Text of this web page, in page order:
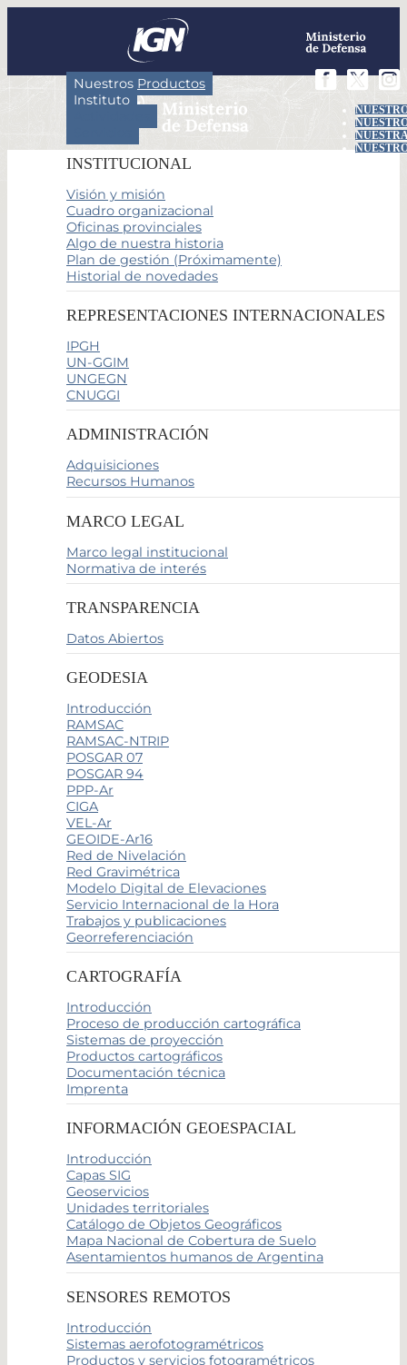
Nuestros Productos
Instituto
INSTITUCIONAL
Visión y misión
Cuadro organizacional
Oficinas provinciales
Algo de nuestra historia
Plan de gestión (Próximamente)
Historial de novedades
REPRESENTACIONES INTERNACIONALES
IPGH
UN-GGIM
UNGEGN
CNUGGI
ADMINISTRACIÓN
Adquisiciones
Recursos Humanos
MARCO LEGAL
Marco legal institucional
Normativa de interés
TRANSPARENCIA
Datos Abiertos
GEODESIA
Introducción
RAMSAC
RAMSAC-NTRIP
POSGAR 07
POSGAR 94
PPP-Ar
CIGA
VEL-Ar
GEOIDE-Ar16
Red de Nivelación
Red Gravimétrica
Modelo Digital de Elevaciones
Servicio Internacional de la Hora
Trabajos y publicaciones
Georreferenciación
CARTOGRAFÍA
Introducción
Proceso de producción cartográfica
Sistemas de proyección
Productos cartográficos
Documentación técnica
Imprenta
INFORMACIÓN GEOESPACIAL
Introducción
Capas SIG
Geoservicios
Unidades territoriales
Catálogo de Objetos Geográficos
Mapa Nacional de Cobertura de Suelo
Asentamientos humanos de Argentina
SENSORES REMOTOS
Introducción
Sistemas aerofotogramétricos
Productos y servicios fotogramétricos